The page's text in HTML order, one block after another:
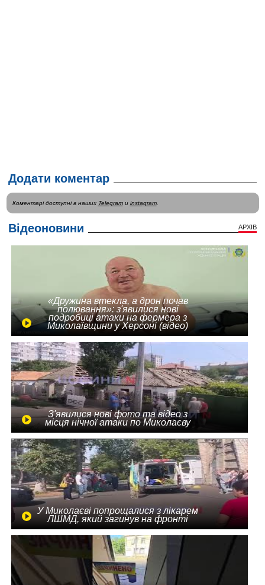
Додати коментар
Коментарі доступні в наших Telegramи instagram.
Відеоновини АРХІВ
«Дружина втекла, а дрон почав
полювання»: з'явилися нові
подробиці атаки на фермера з
Миколаївщини у Херсоні (відео)
З'явилися нові фото та відео з
місця нічної атаки по Миколаєву
У Миколаєві попрощалися з лікарем
ЛШМД, який загинув на фронті